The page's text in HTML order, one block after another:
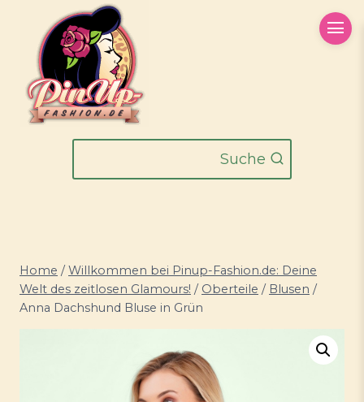
springen
Suche
Home / Willkommen bei Pinup-Fashion.de: Deine
Welt des zeitlosen Glamours! / Oberteile / Blusen /
Anna Dachshund Bluse in Grün